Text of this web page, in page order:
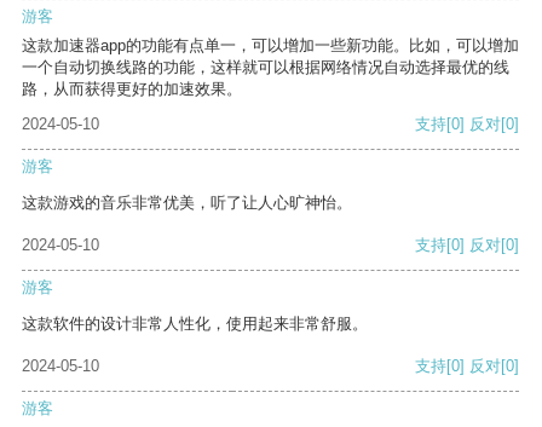
游客
这款加速器app的功能有点单一，可以增加一些新功能。比如，可以增加
一个自动切换线路的功能，这样就可以根据网络情况自动选择最优的线
路，从而获得更好的加速效果。
2024-05-10
支持[0] 反对[0]
游客
这款游戏的音乐非常优美，听了让人心旷神怡。
2024-05-10 支持[0] 反对[0]
游客
这款软件的设计非常人性化，使用起来非常舒服。
2024-05-10 支持[0] 反对[0]
游客